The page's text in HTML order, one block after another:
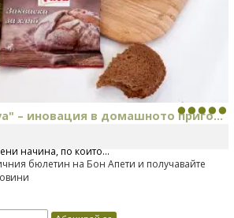
– иновация в домашното приго...
стартира предлагането на изцяло нов
начина, по който...
бюлетин на Бон Апети и получавайте